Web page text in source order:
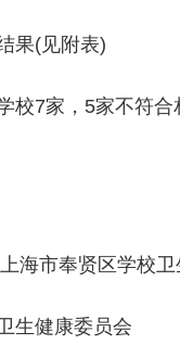
(见附表)
7家，5家不符合
市奉贤区学校卫
健康委员会
路-规划环城北路）道路
美谷大道-八字桥路）道
10 00:00:00